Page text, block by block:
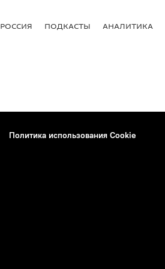
РОССИЯ ПОДКАСТЫ АНАЛИТИКА
Политика использования Cookie